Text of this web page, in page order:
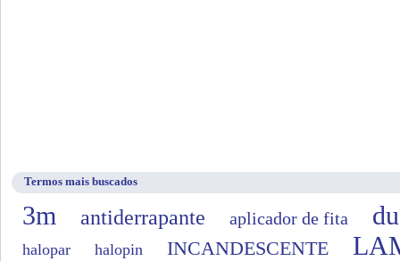
Termos mais buscados
3m antiderrapante aplicador de fita
halopar halopin INCANDESCENTE